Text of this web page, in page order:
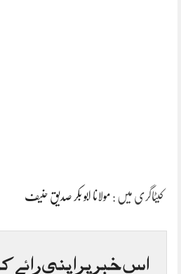
کیٹاگری میں : مولانا ابو بکر صدیق حنیف
اس خبر پر اپنی رائے